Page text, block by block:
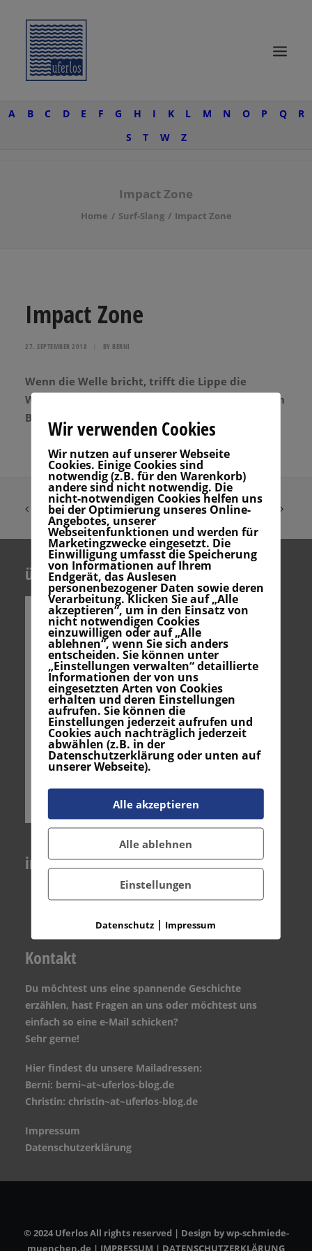
A B C D E F G H I K L M N O P Q
R
S
T W Z
Impact Zone
Home Surf-Slang Impact Zone
Impact Zone
27. SEPTEMBER 2018 BY BERNI
Wenn die Welle bricht, trifft die Lippe die
Wasseroberfläche in der Impact Zone. Wenn dein
Brett hier liegt, kann es brechen.
über uns
instagram
Auf Instagram folgen
Kontakt
Du möchtest uns eine spannende Geschichte
erzählen, hast Fragen an uns oder möchtest uns
einfach so eine e-Mail schicken?
Sehr gerne!
Hier findest du unsere Mailadressen:
Berni: berni~at~uferlos-blog.de
Christin: christin~at~uferlos-blog.de
Impressum
Datenschutzerklärung
© 2024 Uferlos All rights reserved | Design bywp-schmiede-
muenchen.de | IMPRESSUM | DATENSCHUTZERKLÄRUNG
Wir verwenden Cookies
Wir nutzen auf unserer Webseite
Cookies. Einige Cookies sind
notwendig (z.B. für den Warenkorb)
andere sind nicht notwendig. Die
nicht-notwendigen Cookies helfen uns
bei der Optimierung unseres Online-
Angebotes, unserer
Webseitenfunktionen und werden für
Marketingzwecke eingesetzt. Die
Einwilligung umfasst die Speicherung
von Informationen auf Ihrem
Endgerät, das Auslesen
personenbezogener Daten sowie deren
Verarbeitung. Klicken Sie auf „Alle
akzeptieren“, um in den Einsatz von
nicht notwendigen Cookies
einzuwilligen oder auf „Alle
ablehnen“, wenn Sie sich anders
entscheiden. Sie können unter
„Einstellungen verwalten“ detaillierte
Informationen der von uns
eingesetzten Arten von Cookies
erhalten und deren Einstellungen
aufrufen. Sie können die
Einstellungen jederzeit aufrufen und
Cookies auch nachträglich jederzeit
abwählen (z.B. in der
Datenschutzerklärung oder unten auf
unserer Webseite).
Alle akzeptieren
Alle ablehnen
Einstellungen
Datenschutz | Impressum